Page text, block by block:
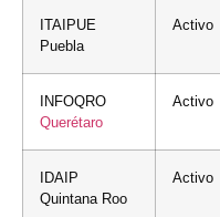
ITAIPUE
Puebla
Activo
INFOQRO
Querétaro
Activo
IDAIP
Quintana Roo
Activo